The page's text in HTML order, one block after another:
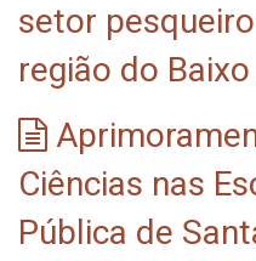
setor
região do
Ciências nas
Pública de